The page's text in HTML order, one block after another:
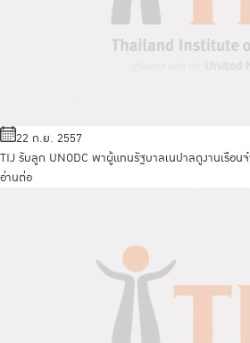
22 ก.ย. 2557
TIJ รับลูก UNODC พาผู้แทนรัฐบาลเนปาลดูงานเรือนจ
อ่านต่อ